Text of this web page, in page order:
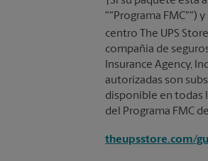
""Programa FMC"")
centro The UPS Store
compañía de
Insurance Agency,
autorizadas son
disponible en todas
del Programa FMC
theupsstore.com/